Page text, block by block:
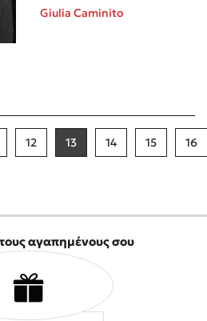
Giulia Caminito
12 13 14 15 16
αγαπημένους σου